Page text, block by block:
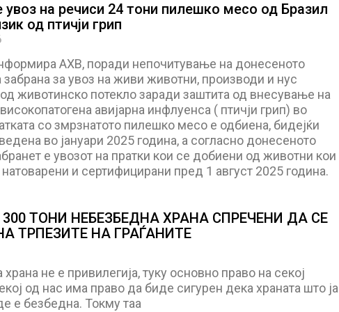
увоз на речиси 24 тони пилешко месо од Бразил
од птичји грип
АХВ, поради непочитување на донесеното
за увоз на живи животни, производи и нус
животинско потекло заради заштита од внесување на
авијарна инфлуенса ( птичји грип) во
со змрзнатото пилешко месо е одбиена, бидејќи
во јануари 2025 година, а согласно донесеното
е увозот на пратки кои се добиени од животни кои
натоварени и сертифицирани пред 1 август 2025 година.
ТОНИ НЕБЕЗБЕДНА ХРАНА СПРЕЧЕНИ ДА СЕ
ТРПЕЗИТЕ НА ГРАЃАНИТЕ
не е привилегија, туку основно право на секој
од нас има право да биде сигурен дека храната што ја
е безбедна. Токму таа